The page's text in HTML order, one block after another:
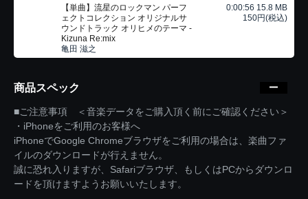
【単曲】流星のロックマン パーフ
ェクトコレクション オリジナルサ
ウンドトラック オリヒメのテーマ -
Kizuna Re:mix
亀田 滋之
0:00:56 15.8 MB
150円(税込)
商品スペック
■ご注意事項 ＜音楽データをご購入頂く前にご確認ください＞
・iPhoneをご利用のお客様へ
iPhoneでGoogle Chromeブラウザをご利用の場合は、楽曲ファ
イルのダウンロードが行えません。
誠に恐れ入りますが、Safariブラウザ、もしくはPCからダウンロ
ードを頂けますようお願いいたします。